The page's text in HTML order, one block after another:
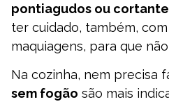
pontiagudos ou
ter cuidado, também,
maquiagens, para que
Na cozinha, nem precisa
sem fogão são mais